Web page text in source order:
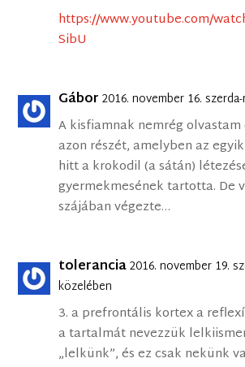
https://www.youtube.com/
SibU
Gábor 2016. november 16.
A kisfiamnak nemrég
azon részét, amelyben az
hitt a krokodil (a sátán)
gyermekmesének tartotta. De
szájában végezte…
tolerancia2016. november 19.
közelében
3. a prefrontális kortex a
a tartalmát nevezzük
„lelkünk”, és ez csak nekünk